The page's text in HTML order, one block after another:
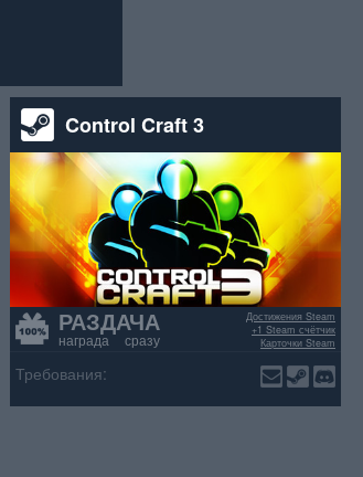
Control Craft 3
РАЗДАЧА
награда сразу
Достижения Steam
+1 Steam счётчик
Карточки Steam
Требования: